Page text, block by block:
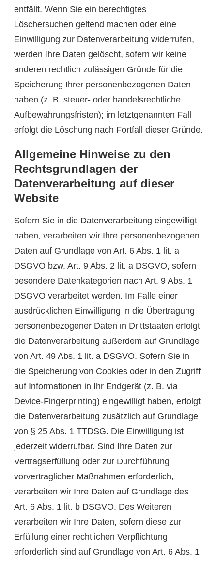
entfällt. Wenn Sie ein berechtigtes
Löschersuchen geltend machen oder eine
Einwilligung zur Datenverarbeitung widerrufen,
werden Ihre Daten gelöscht, sofern wir keine
anderen rechtlich zulässigen Gründe für die
Speicherung Ihrer personenbezogenen Daten
haben (z. B. steuer- oder handelsrechtliche
Aufbewahrungsfristen); im letztgenannten Fall
erfolgt die Löschung nach Fortfall dieser Gründe.
Allgemeine Hinweise zu den
Rechtsgrundlagen der
Datenverarbeitung auf dieser
Website
Sofern Sie in die Datenverarbeitung eingewilligt
haben, verarbeiten wir Ihre personenbezogenen
Daten auf Grundlage von Art. 6 Abs. 1 lit. a
DSGVO bzw. Art. 9 Abs. 2 lit. a DSGVO, sofern
besondere Datenkategorien nach Art. 9 Abs. 1
DSGVO verarbeitet werden. Im Falle einer
ausdrücklichen Einwilligung in die Übertragung
personenbezogener Daten in Drittstaaten erfolgt
die Datenverarbeitung außerdem auf Grundlage
von Art. 49 Abs. 1 lit. a DSGVO. Sofern Sie in
die Speicherung von Cookies oder in den Zugriff
auf Informationen in Ihr Endgerät (z. B. via
Device-Fingerprinting) eingewilligt haben, erfolgt
die Datenverarbeitung zusätzlich auf Grundlage
von § 25 Abs. 1 TTDSG. Die Einwilligung ist
jederzeit widerrufbar. Sind Ihre Daten zur
Vertragserfüllung oder zur Durchführung
vorvertraglicher Maßnahmen erforderlich,
verarbeiten wir Ihre Daten auf Grundlage des
Art. 6 Abs. 1 lit. b DSGVO. Des Weiteren
verarbeiten wir Ihre Daten, sofern diese zur
Erfüllung einer rechtlichen Verpflichtung
erforderlich sind auf Grundlage von Art. 6 Abs. 1